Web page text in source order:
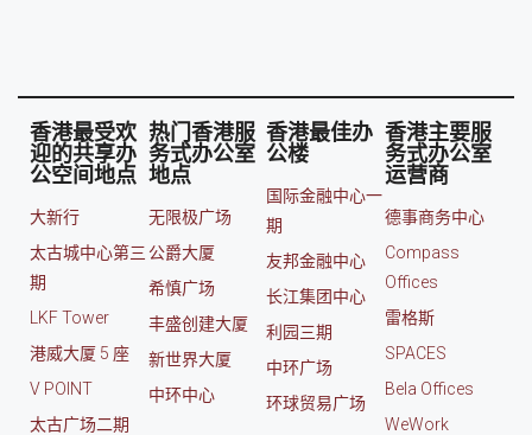
香港最受欢
迎的共享办
公空间地点
大新行
太古城中心第三
期
LKF Tower
港威大厦 5 座
V POINT
太古广场二期
热门香港服
务式办公室
地点
无限极广场
公爵大厦
希慎广场
丰盛创建大厦
新世界大厦
中环中心
香港最佳办
公楼
国际金融中心一
期
友邦金融中心
长江集团中心
利园三期
中环广场
环球贸易广场
香港主要服
务式办公室
运营商
德事商务中心
Compass
Offices
雷格斯
SPACES
Bela Offices
WeWork